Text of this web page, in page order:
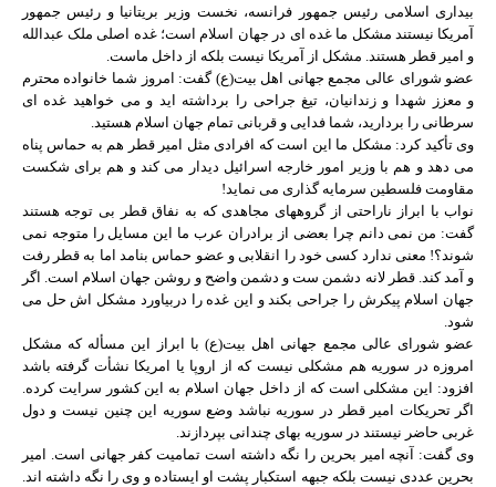
بیداری اسلامی رئیس جمهور فرانسه، نخست وزیر بریتانیا و رئیس جمهور
آمریکا نیستند مشکل ما غده ای در جهان اسلام است؛ غده اصلی ملک عبدالله
و امیر قطر هستند. مشکل از آمریکا نیست بلکه از داخل ماست.
عضو شورای عالی مجمع جهانی اهل بیت(ع) گفت: امروز شما خانواده محترم
و معزز شهدا و زندانیان، تیغ جراحی را برداشته اید و می خواهید غده ای
سرطانی را بردارید، شما فدایی و قربانی تمام جهان اسلام هستید.
وی تأکید کرد: مشکل ما این است که افرادی مثل امیر قطر هم به حماس پناه
می دهد و هم با وزیر امور خارجه اسرائیل دیدار می کند و هم برای شکست
مقاومت فلسطین سرمایه گذاری می نماید!
نواب با ابراز ناراحتی از گروههای مجاهدی که به نفاق قطر بی توجه هستند
گفت: من نمی دانم چرا بعضی از برادران عرب ما این مسایل را متوجه نمی
شوند؟! معنی ندارد کسی خود را انقلابی و عضو حماس بنامد اما به قطر رفت
و آمد کند. قطر لانه دشمن ست و دشمن واضح و روشن جهان اسلام است. اگر
جهان اسلام پیکرش را جراحی بکند و این غده را دربیاورد مشکل اش حل می
شود.
عضو شورای عالی مجمع جهانی اهل بیت(ع) با ابراز این مسأله که مشکل
امروزه در سوریه هم مشکلی نیست که از اروپا یا امریکا نشأت گرفته باشد
افزود: این مشکلی است که از داخل جهان اسلام به این کشور سرایت کرده.
اگر تحریکات امیر قطر در سوریه نباشد وضع سوریه این چنین نیست و دول
غربی حاضر نیستند در سوریه بهای چندانی بپردازند.
وی گفت: آنچه امیر بحرین را نگه داشته است تمامیت کفر جهانی است. امیر
بحرین عددی نیست بلکه جبهه استکبار پشت او ایستاده و وی را نگه داشته اند.